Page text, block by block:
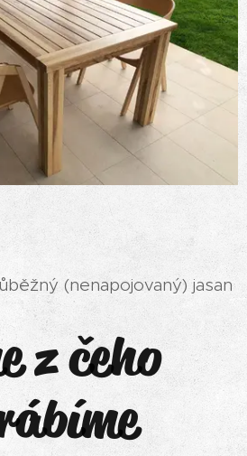
(nenapojovaný) jasan
z čeho